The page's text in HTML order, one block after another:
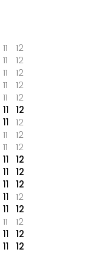
11
12
11
12
11
12
11
12
11
12
11
12
11
12
11
12
11
12
11
12
11
12
11
12
11
12
11
12
11
12
11
12
11 12